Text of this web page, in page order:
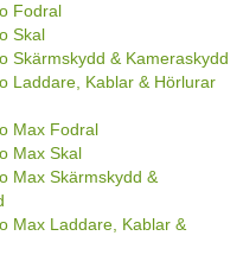
Fodral
Skal
Skärmskydd & Kameraskydd
Laddare, Kablar & Hörlurar
Max Fodral
Max Skal
Max Skärmskydd &
Max Laddare, Kablar &